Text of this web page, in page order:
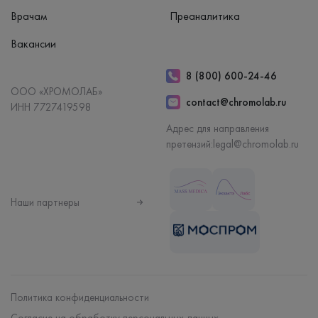
Врачам
Вакансии
Преаналитика
ООО «ХРОМОЛАБ»
ИНН 7727419598
8 (800) 600-24-46
contact@chromolab.ru
Адрес для направления
претензий:legal@chromolab.ru
Наши партнеры
Политика конфиденциальности